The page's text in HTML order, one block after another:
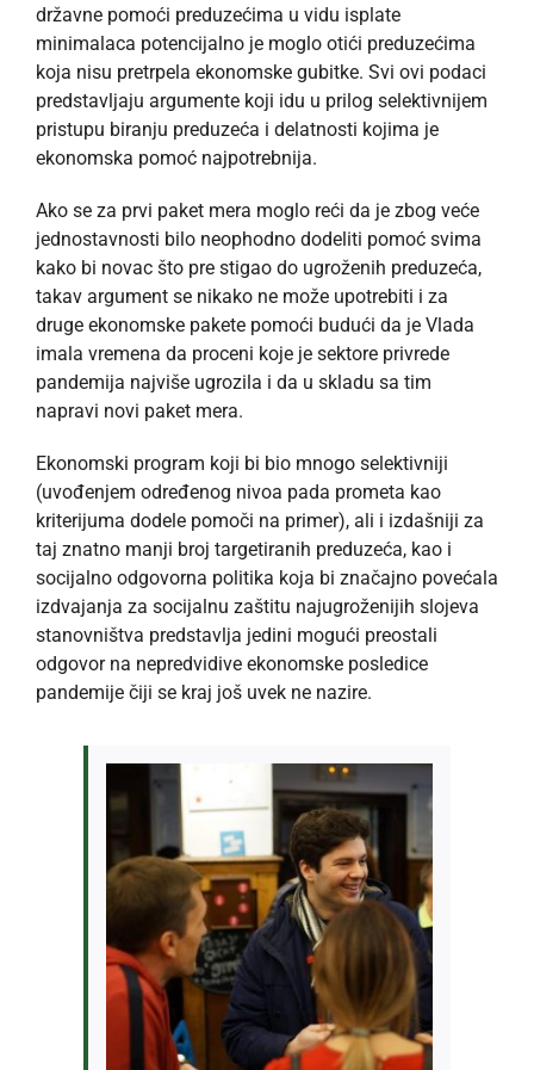
državne pomoći preduzećima u vidu isplate
minimalaca potencijalno je moglo otići preduzećima
koja nisu pretrpela ekonomske gubitke. Svi ovi podaci
predstavljaju argumente koji idu u prilog selektivnijem
pristupu biranju preduzeća i delatnosti kojima je
ekonomska pomoć najpotrebnija.
Ako se za prvi paket mera moglo reći da je zbog veće
jednostavnosti bilo neophodno dodeliti pomoć svima
kako bi novac što pre stigao do ugroženih preduzeća,
takav argument se nikako ne može upotrebiti i za
druge ekonomske pakete pomoći budući da je Vlada
imala vremena da proceni koje je sektore privrede
pandemija najviše ugrozila i da u skladu sa tim
napravi novi paket mera.
Ekonomski program koji bi bio mnogo selektivniji
(uvođenjem određenog nivoa pada prometa kao
kriterijuma dodele pomoči na primer), ali i izdašniji za
taj znatno manji broj targetiranih preduzeća, kao i
socijalno odgovorna politika koja bi značajno povećala
izdvajanja za socijalnu zaštitu najugroženijih slojeva
stanovništva predstavlja jedini mogući preostali
odgovor na nepredvidive ekonomske posledice
pandemije čiji se kraj još uvek ne nazire.